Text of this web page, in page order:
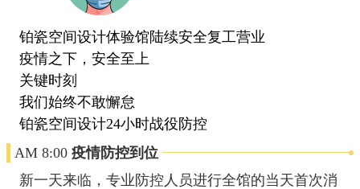
铂瓷空间设计体验馆陆续安全复工营业
疫情之下，安全至上
关键时刻
我们始终不敢懈怠
铂瓷空间设计24小时战役防控
AM 8:00 疫情防控到位
新一天来临，专业防控人员进行全馆的当天首次消